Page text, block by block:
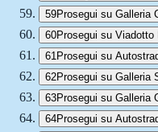
59Prosegui su Galleria
60Prosegui su Viadotto
61 Prosegui su
62Prosegui su Galleria
63Prosegui su Galleria
64Prosegui su